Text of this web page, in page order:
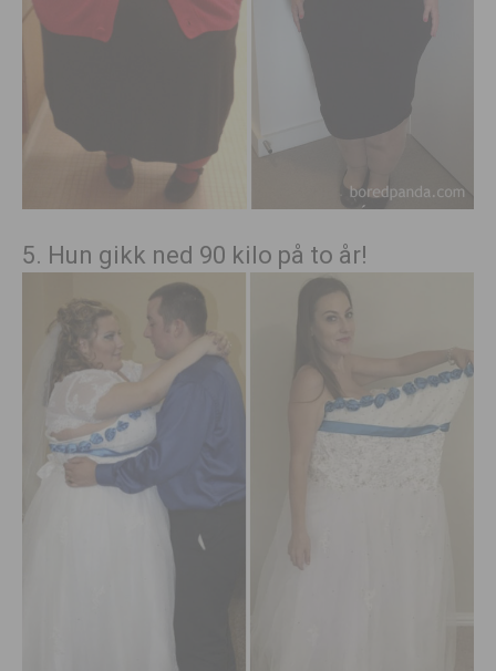
5. Hun gikk ned 90 kilo på to år!